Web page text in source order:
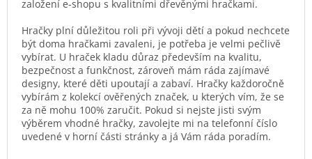
založení e-shopu s kvalitními dřevěnými hračkami.
Hračky plní důležitou roli při vývoji dětí a pokud nechcete
být doma hračkami zavaleni, je potřeba je velmi pečlivě
vybírat. U hraček kladu důraz především na kvalitu,
bezpečnost a funkčnost, zároveň mám ráda zajímavé
designy, které děti upoutají a zabaví. Hračky každoročně
vybírám z kolekcí ověřených značek, u kterých vím, že se
za ně mohu 100% zaručit. Pokud si nejste jisti svým
výběrem vhodné hračky, zavolejte mi na telefonní číslo
uvedené v horní části stránky a já Vám ráda poradím.